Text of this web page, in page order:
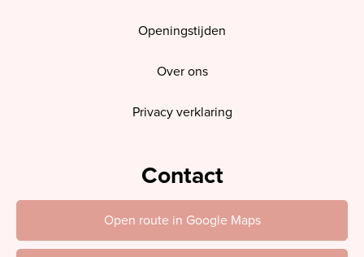
Openingstijden
Over ons
Privacy verklaring
Contact
Open route in Google Maps